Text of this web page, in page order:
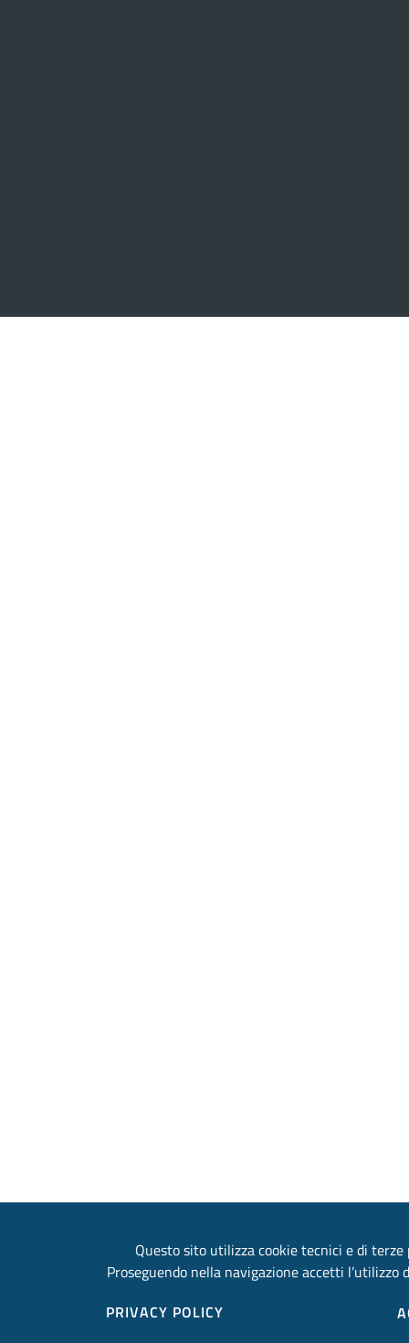
Questo sito utilizza cookie tecnici e di terze
Proseguendo nella navigazione accetti l’utilizzo
PRIVACY POLICY